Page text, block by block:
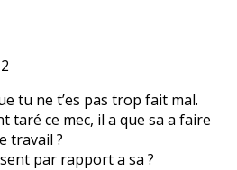
tu ne t’es pas trop fait mal.
taré ce mec, il a que sa a faire
travail ?
par rapport a sa ?